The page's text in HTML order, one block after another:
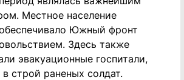
Местное население
Южный фронт
Здесь также
эвакуационные госпитали,
строй раненых солдат.